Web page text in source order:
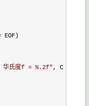
华氏度f = %.2f"